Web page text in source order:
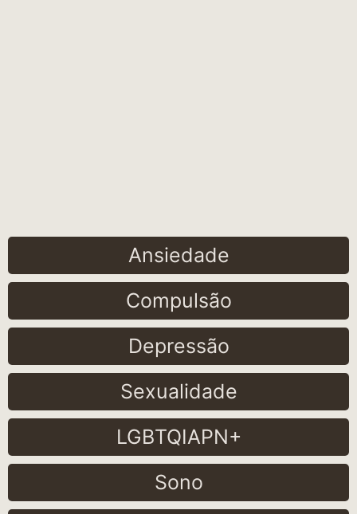
Ansiedade
Compulsão
Depressão
Sexualidade
LGBTQIAPN+
Sono